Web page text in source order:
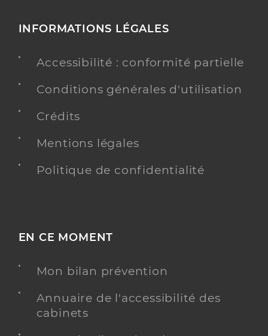
INFORMATIONS LÉGALES
Accessibilité : conformité partielle
Conditions générales d'utilisation
Crédits
Mentions légales
Politique de confidentialité
EN CE MOMENT
Mon bilan prévention
Annuaire de l'accessibilité des
cabinets